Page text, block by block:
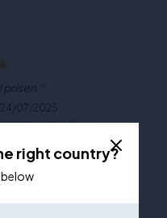
24/07/2025
right country?